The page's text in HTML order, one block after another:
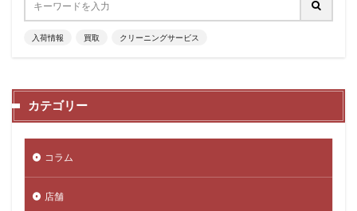
入荷情報 買取 クリーニングサービス
カテゴリー
コラム
店舗